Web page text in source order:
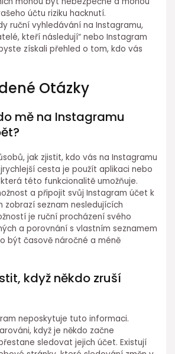
účtu riziku hacknutí.
ruční vyhledávání na Instagramu,
kteří následují“ nebo Instagram
získali přehled o tom, kdo vás
Otázky
mě na Instagramu
jak zjistit, kdo vás na Instagramu
cesta je použít aplikaci nebo
této funkcionalitě umožňuje.
a připojit svůj Instagram účet k
zobrazí seznam nesledujících
je ruční procházení svého
a porovnání s vlastním seznamem
být časově náročné a méně
když někdo zruší
neposkytuje tuto informaci.
když je někdo začne
sledovat jejich účet. Existují